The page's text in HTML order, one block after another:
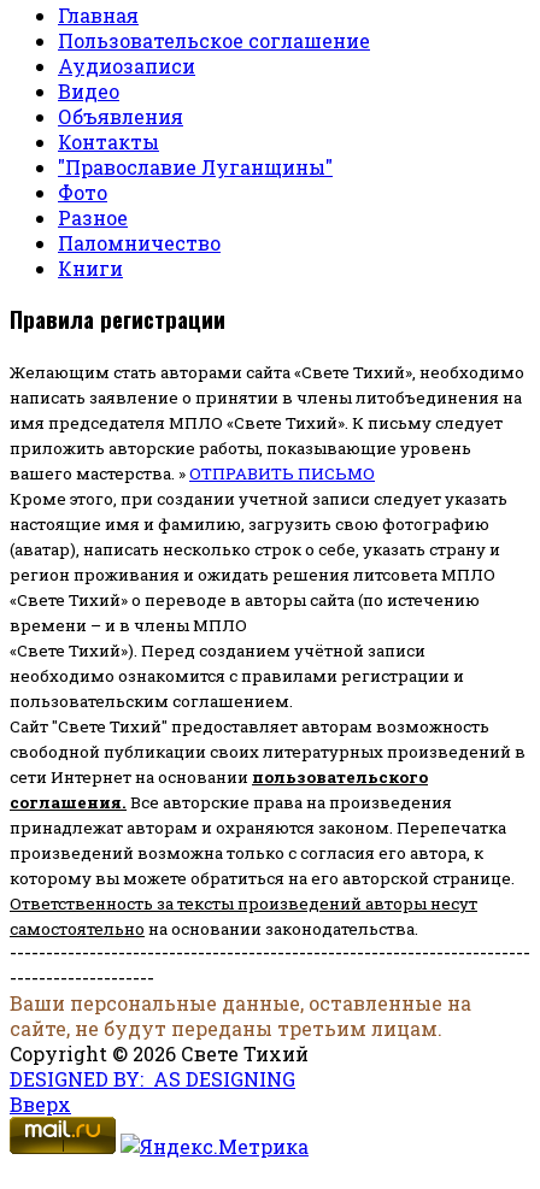
Главная
Пользовательское соглашение
Аудиозаписи
Видео
Объявления
Контакты
"Православие Луганщины"
Фото
Разное
Паломничество
Книги
Правила регистрации
Желающим стать авторами сайта «Свете Тихий», необходимо
написать заявление о принятии в члены литобъединения на
имя председателя МПЛО «Свете Тихий». К письму следует
приложить авторские работы, показывающие уровень
вашего мастерства. »ОТПРАВИТЬ ПИСЬМО
Кроме этого, при создании учетной записи следует указать
настоящие имя и фамилию, загрузить свою фотографию
(аватар), написать несколько строк о себе, указать страну и
регион проживания и ожидать решения литсовета МПЛО
«Свете Тихий» о переводе в авторы сайта (по истечению
времени – и в члены МПЛО
«Свете Тихий»). Перед созданием учётной записи
необходимо ознакомится с правилами регистрации и
пользовательским соглашением.
Сайт "Свете Тихий" предоставляет авторам возможность
свободной публикации своих литературных произведений в
сети Интернет на основании пользовательского
соглашения. Все авторские права на произведения
принадлежат авторам и охраняются законом. Перепечатка
произведений возможна только с согласия его автора, к
которому вы можете обратиться на его авторской странице.
Ответственность за тексты произведений авторы несут
самостоятельно на основании законодательства.
------------------------------------------------------------------------
--------------------
Ваши персональные данные, оставленные на
сайте, не будут переданы третьим лицам.
Copyright © 2026 Свете Тихий
DESIGNED BY: AS DESIGNING
Вверх